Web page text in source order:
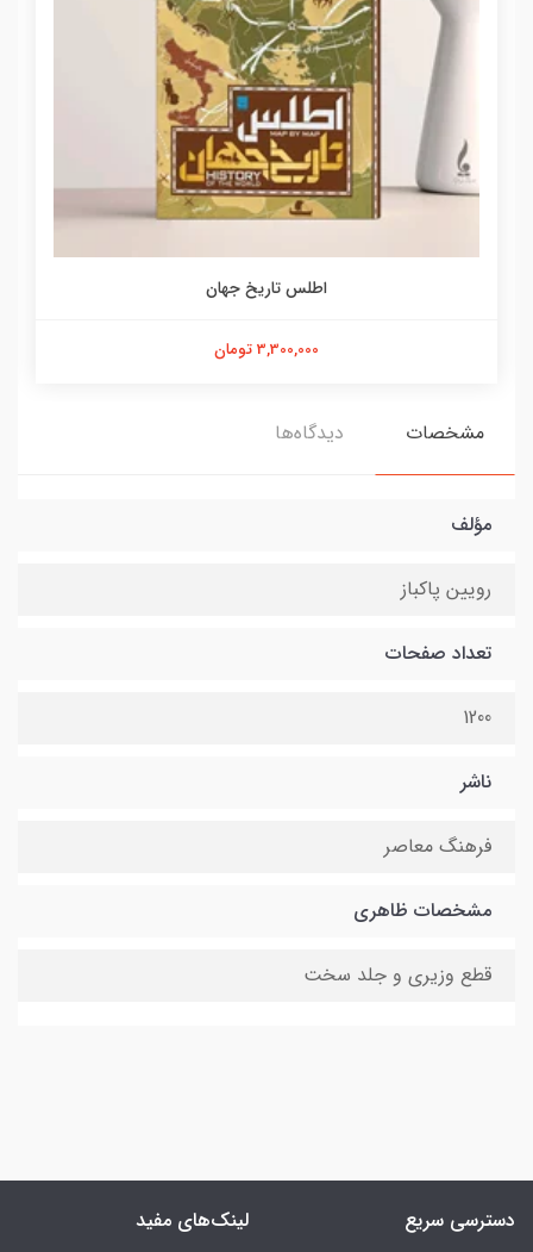
اطلس تاریخ جهان
3,300,000 تومان
مشخصات دیدگاه‌ها
مؤلف
رویین پاکباز
تعداد صفحات
1200
ناشر
فرهنگ معاصر
مشخصات ظاهری
قطع وزیری و جلد سخت
دسترسی سریع لینک‌های مفید